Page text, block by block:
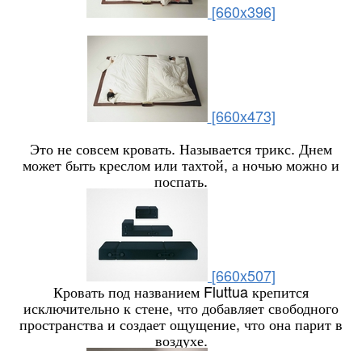
[660x396]
[660x473]
Это не совсем кровать. Называется трикс. Днем
может быть креслом или тахтой, а ночью можно и
поспать.
[660x507]
Кровать под названием Fluttua крепится
исключительно к стене, что добавляет свободного
пространства и создает ощущение, что она парит в
воздухе.